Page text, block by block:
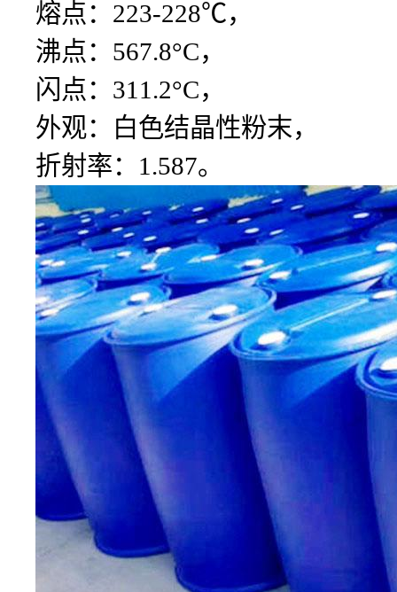
熔点：223-228℃，
沸点：567.8°C，
闪点：311.2°C，
外观：白色结晶性粉末，
折射率：1.587。